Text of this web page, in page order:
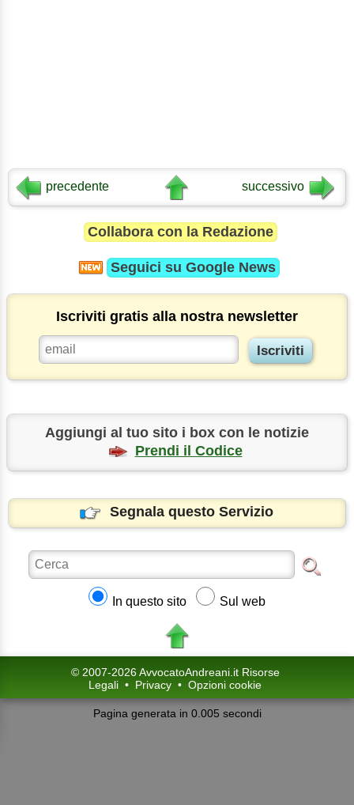
precedente successivo
Collabora con la Redazione
Seguici su Google News
Iscriviti gratis alla nostra newsletter
Aggiungi al tuo sito i box con le notizie
Prendi il Codice
Segnala questo Servizio
In questo sito Sul web
© 2007-2026 AvvocatoAndreani.it Risorse
Legali • Privacy • Opzioni cookie
Pagina generata in 0.005 secondi